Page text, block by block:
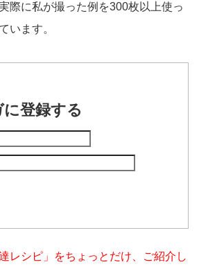
際に私が撮った例を300枚以上使っ
います。
登録する
レシピ」をちょっとだけ、ご紹介し